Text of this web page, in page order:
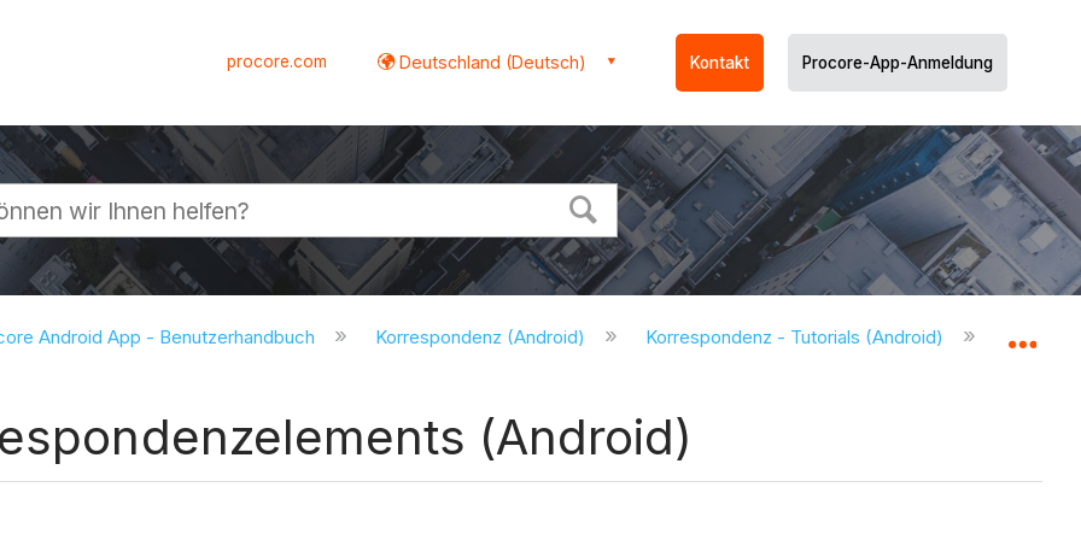
procore.com Deutschland (Deutsch) Kontakt Procore-App-Anmeldung
Android App - Benutzerhandbuch Korrespondenz (Android) Korrespondenz - Tutorials (Android)
(Android)